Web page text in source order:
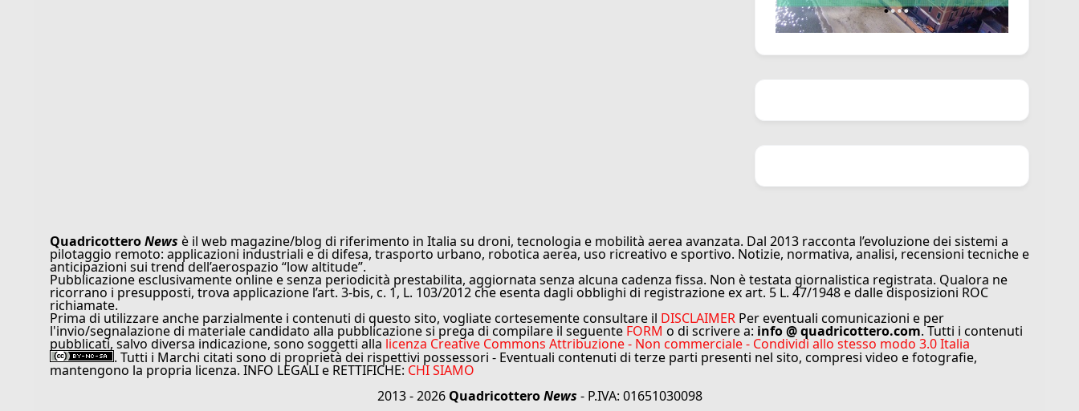
QuadricotteroNews è il web magazine/blog di riferimento in Italia su droni, tecnologia e mobilità aerea avanzata. Dal 2013 racconta l’evoluzione dei sistemi a
pilotaggio remoto: applicazioni industriali e di difesa, trasporto urbano, robotica aerea, uso ricreativo e sportivo. Notizie, normativa, analisi, recensioni tecniche e
anticipazioni sui trend dell’aerospazio “low altitude”.
Pubblicazione esclusivamente online e senza periodicità prestabilita, aggiornata senza alcuna cadenza fissa. Non è testata giornalistica registrata. Qualora ne
ricorrano i presupposti, trova applicazione l’art. 3-bis, c. 1, L. 103/2012 che esenta dagli obblighi di registrazione ex art. 5 L. 47/1948 e dalle disposizioni ROC
richiamate.
Prima di utilizzare anche parzialmente i contenuti di questo sito, vogliate cortesemente consultare il DISCLAIMER Per eventuali comunicazioni e per
l'invio/segnalazione di materiale candidato alla pubblicazione si prega di compilare il seguente FORM o di scrivere a: info @ quadricottero.com. Tutti i contenuti
pubblicati, salvo diversa indicazione, sono soggetti alla licenza Creative Commons Attribuzione - Non commerciale - Condividi allo stesso modo 3.0 Italia
. Tutti i Marchi citati sono di proprietà dei rispettivi possessori - Eventuali contenuti di terze parti presenti nel sito, compresi video e fotografie,
mantengono la propria licenza. INFO LEGALI e RETTIFICHE: CHI SIAMO
2013 - 2026 QuadricotteroNews - P.IVA: 01651030098